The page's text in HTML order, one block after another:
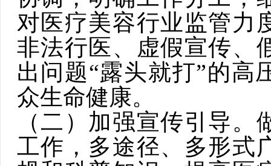
对医疗美容行业监管力
非法行医、虚假宣传、
出问题“露头就打”的高
众生命健康。
（二）加强宣传引导。
工作，多途径、多形式